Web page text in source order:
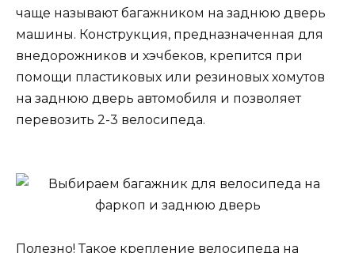
чаще называют багажником на заднюю дверь
машины. Конструкция, предназначенная для
внедорожников и хэчбеков, крепится при
помощи пластиковых или резиновых хомутов
на заднюю дверь автомобиля и позволяет
перевозить 2-3 велосипеда.
Полезно! Такое крепление велосипеда на